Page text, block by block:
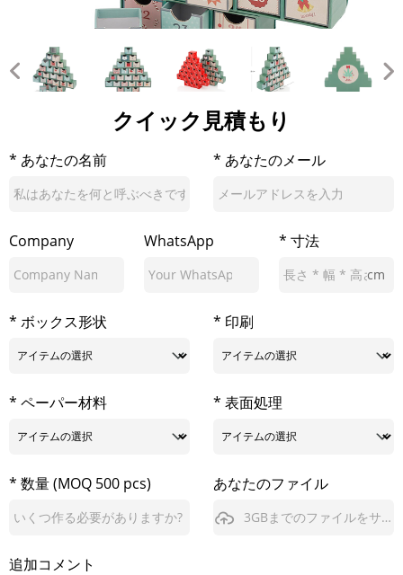
クイック見積もり
* あなたの名前 * あなたのメール
Company WhatsApp * 寸法
cm
* ボックス形状 * 印刷
* ペーパー材料 * 表面処理
* 数量 (MOQ 500 pcs) あなたのファイル
3GBまでのファイルをサポート
追加コメント